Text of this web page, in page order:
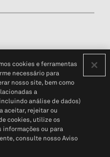
do cliente (em inglês)
© 2026 S&P Global
cookies e ferramentas
necessário para
nosso site, bem como
a
análise de dados)
aceitar, rejeitar ou
cookies, utilize os
informações ou para
consulte nosso Aviso